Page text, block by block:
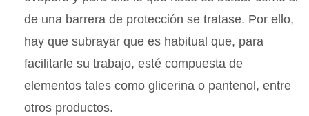
de una barrera de protección se tratase. Por ello,
hay que subrayar que es habitual que, para
facilitarle su trabajo, esté compuesta de
elementos tales como glicerina o pantenol, entre
otros productos.